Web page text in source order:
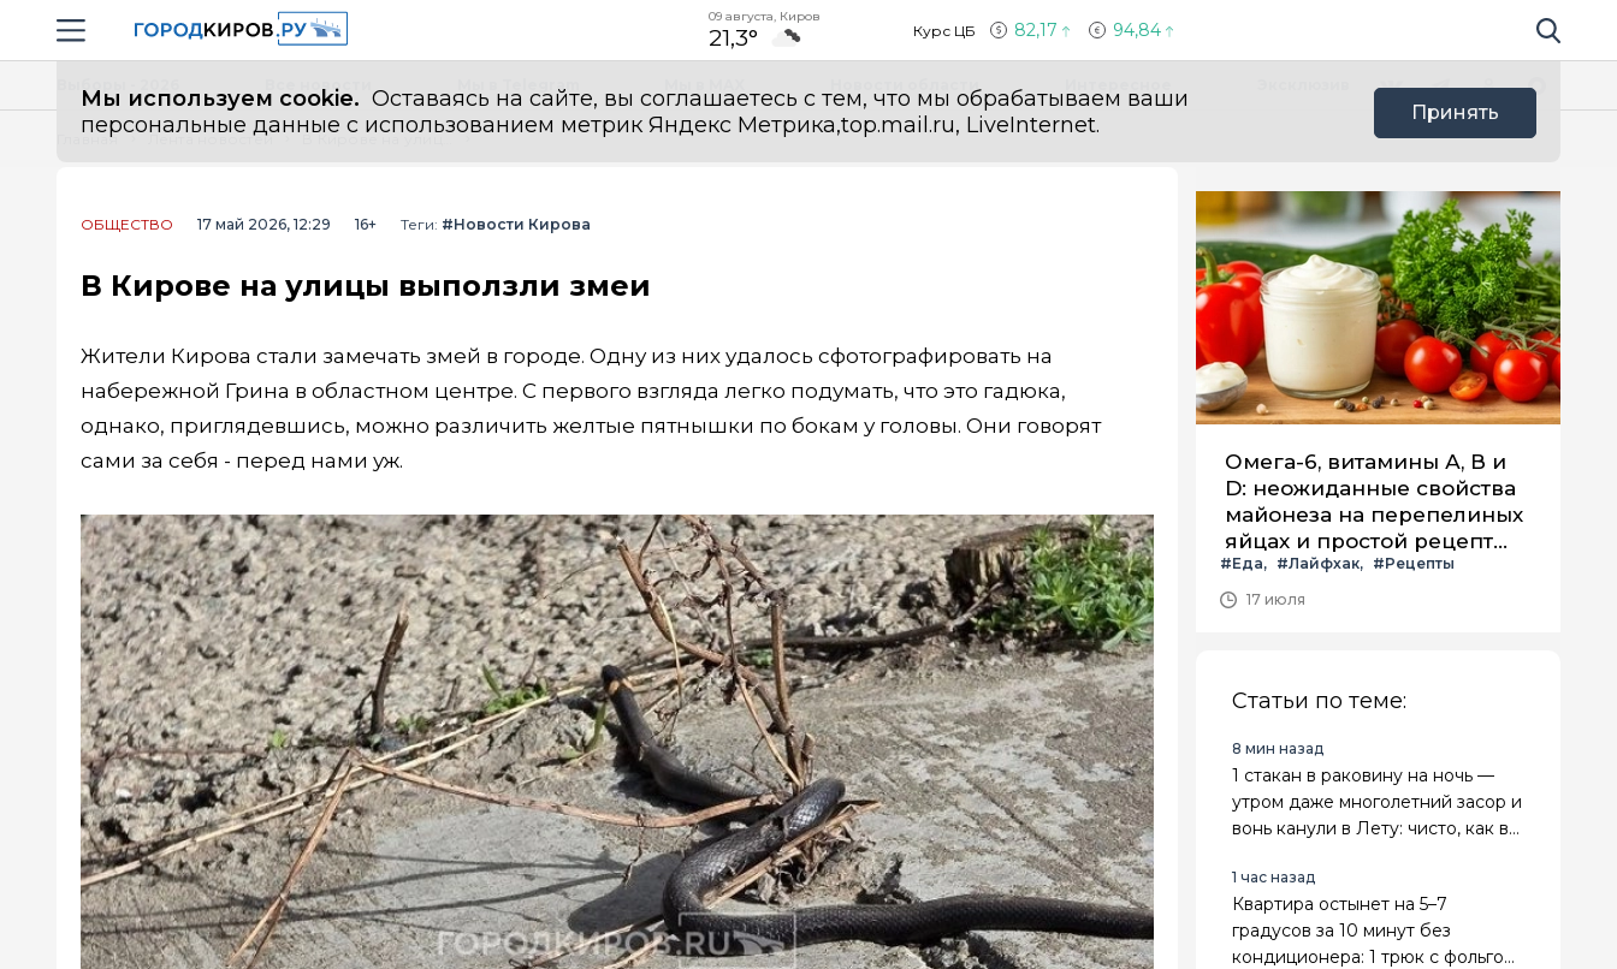
Навигация сайта
09 августа, Киров
21,3° Курс ЦБ 82,17 94,84 Поиск по
Мы используем cookie. Оставаясь на сайте, вы соглашаетесь с тем, что мы обрабатываем ваши
персональные данные с использованием метрик Яндекс Метрика,top.mail.ru, LiveInternet.
Принять
Все новости
Главная Лента новостей
ОБЩЕСТВО 17 май 2026, 12:29 16+ Теги: #Новости Кирова
В Кирове на улицы выползли змеи
Жители Кирова стали замечать змей в городе. Одну из них удалось сфотографировать на
набережной Грина в областном центре. С первого взгляда легко подумать, что это гадюка,
однако, приглядевшись, можно различить желтые пятнышки по бокам у головы. Они говорят
сами за себя - перед нами уж.
Омега-6, витамины А, В и
D: неожиданные свойства
майонеза на перепелиных
яйцах и простой рецепт
летнего салата с ним
#Еда #Лайфхак
#Рецепты
17 июля
Статьи по теме:
8 мин назад
1 стакан в раковину на ночь —
утром даже многолетний засор и
вонь канули в Лету: чисто, как в
1 час назад
Квартира остынет на 5–7
градусов за 10 минут без
кондиционера: 1 трюк с фольгой